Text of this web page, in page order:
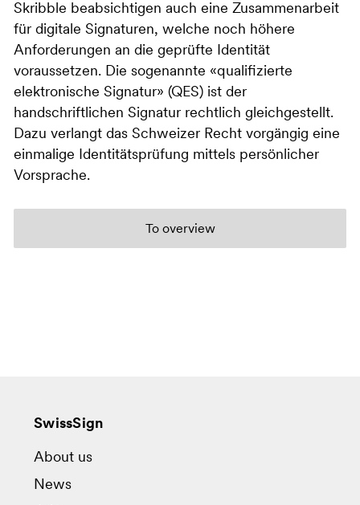
Skribble beabsichtigen auch eine Zusammenarbeit
für digitale Signaturen, welche noch höhere
Anforderungen an die geprüfte Identität
voraussetzen. Die sogenannte «qualifizierte
elektronische Signatur» (QES) ist der
handschriftlichen Signatur rechtlich gleichgestellt.
Dazu verlangt das Schweizer Recht vorgängig eine
einmalige Identitätsprüfung mittels persönlicher
Vorsprache.
To overview
SwissSign
About us
News